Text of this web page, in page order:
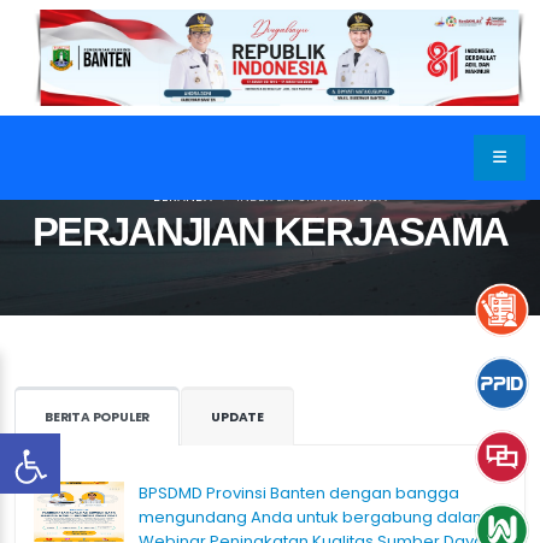
PERJANJIAN KERJASAMA
BERANDA INDEX LAPORAN KINERJA
BERITA POPULER UPDATE
BPSDMD Provinsi Banten dengan bangga
mengundang Anda untuk bergabung dalam